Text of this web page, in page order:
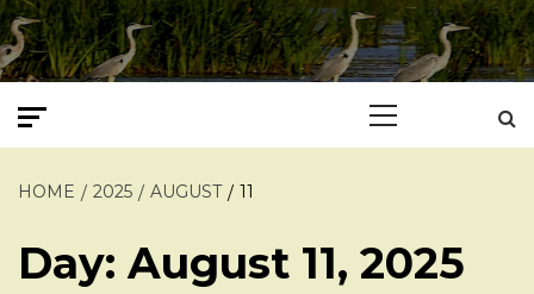
HOME 2025 AUGUST 11
Day:August 11, 2025